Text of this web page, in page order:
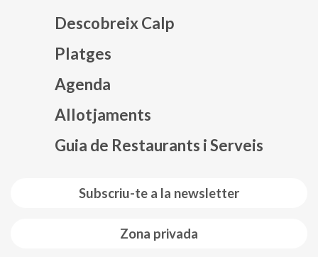
Subscriu-te a la newsletter
Zona privada
Descobreix Calp
Platges
Agenda
Allotjaments
Guia de Restaurants i Serveis